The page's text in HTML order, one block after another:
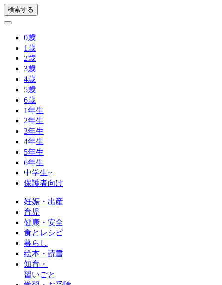
検索する
0歳
1 歳
2歳
3歳
4歳
5歳
6歳
1年生
2年生
3年生
4年生
5年生
6年生
中学生~
保護者向け
妊娠・出産
育児
健康・安全
食とレシピ
暮らし
絵本・読書
知育・
習いごと